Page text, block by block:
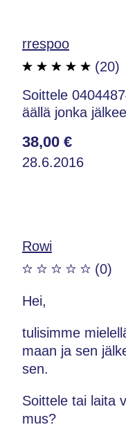
rrespoo
(20)
Soittele
äällä jonka
38,00 €
28.6.2016
Rowi
(0)
Hei,
tulisimme
maan ja sen
sen.
Soittele tai laita
mus?